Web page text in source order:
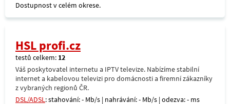
Dostupnost v celém okrese.
HSL profi.cz
testů celkem: 12
Váš poskytovatel internetu a IPTV televize. Nabízíme stabilní
internet a kabelovou televizi pro domácnosti a firemní zákazníky
z vybraných regionů ČR.
DSL/ADSL: stahování: - Mb/s | nahrávání: - Mb/s | odezva: - ms